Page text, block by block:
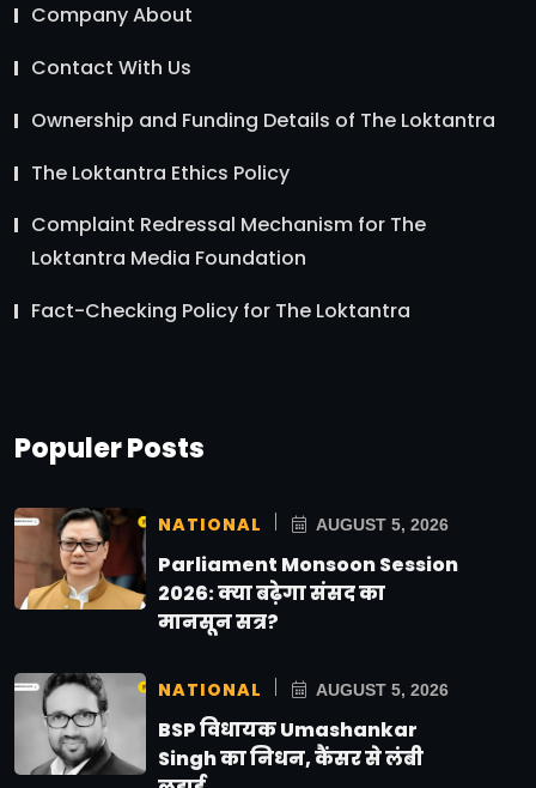
Company About
Contact With Us
Ownership and Funding Details of The Loktantra
The Loktantra Ethics Policy
Complaint Redressal Mechanism for The
Loktantra Media Foundation
Fact-Checking Policy for The Loktantra
Populer Posts
NATIONAL AUGUST 5, 2026
Parliament Monsoon Session
2026: क्या बढ़ेगा संसद का
मानसून सत्र?
NATIONAL AUGUST 5, 2026
BSP विधायक Umashankar
Singh का निधन, कैंसर से लंबी